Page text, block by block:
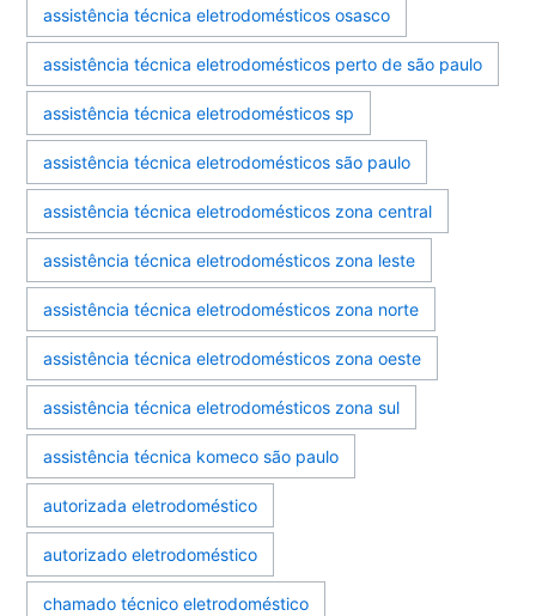
assistência técnica eletrodomésticos osasco
assistência técnica eletrodomésticos perto de são paulo
assistência técnica eletrodomésticos sp
assistência técnica eletrodomésticos são paulo
assistência técnica eletrodomésticos zona central
assistência técnica eletrodomésticos zona leste
assistência técnica eletrodomésticos zona norte
assistência técnica eletrodomésticos zona oeste
assistência técnica eletrodomésticos zona sul
assistência técnica komeco são paulo
autorizada eletrodoméstico
autorizado eletrodoméstico
chamado técnico eletrodoméstico